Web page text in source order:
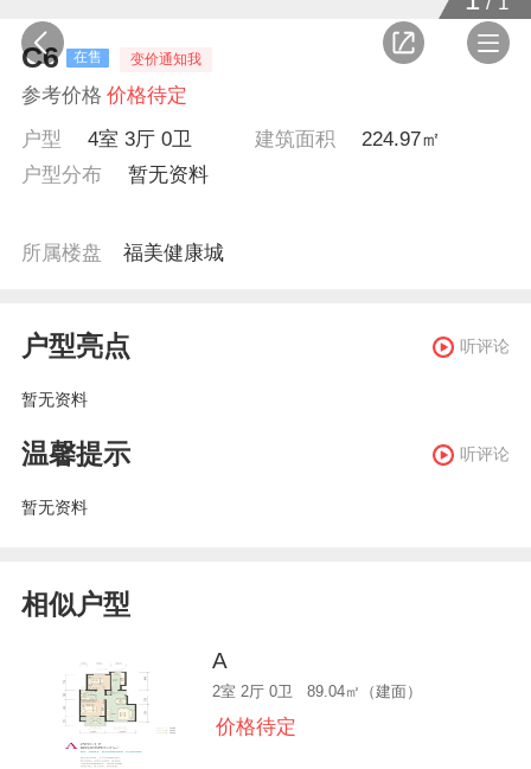
C6 在售 变价通知我
参考价格 价格待定
户型
4室 3厅 0卫 建筑面积
224.97㎡
户型分布
暂无资料
所属楼盘 福美健康城
户型亮点 听评论
暂无资料
温馨提示 听评论
暂无资料
相似户型
A
2室 2厅 0卫 89.04㎡（建面）
价格待定